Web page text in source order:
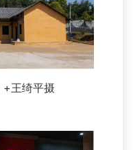
王绮平摄